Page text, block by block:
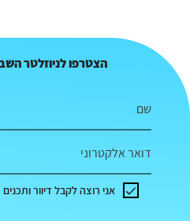
הצטרפו לניוזלטר
שם
דואר אלקטרוני
אני רוצה לקבל דיוור